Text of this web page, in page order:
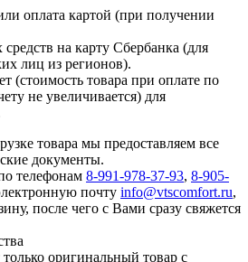
оплата картой (при получении
на карту Сбербанка (для
лиц из регионов).
(стоимость товара при оплате по
не увеличивается) для
товара мы предоставляем все
документы.
телефонам 8-991-978-37-93, 8-905-
почту info@vtscomfort.ru,
после чего с Вами сразу свяжется
оригинальный товар с